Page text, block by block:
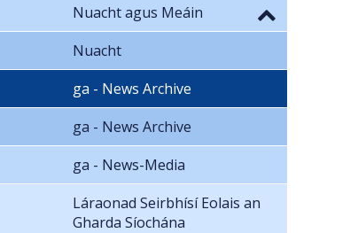
Nuacht agus Meáin
Nuacht
ga - News Archive
ga - News Archive
ga - News-Media
Láraonad Seirbhísí Eolais an
Gharda Síochána